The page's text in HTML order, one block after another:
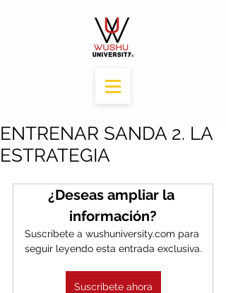
ENTRENAR SANDA 2. LA
ESTRATEGIA
¿Deseas ampliar la
información?
Suscríbete a wushuniversity.com para
seguir leyendo esta entrada exclusiva.
Suscríbete ahora